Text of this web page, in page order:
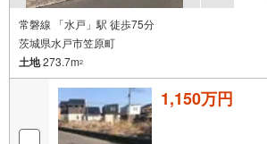
常磐線 「水戸」駅 徒歩75分
茨城県水戸市笠原町
土地273.7m2
1,150万円